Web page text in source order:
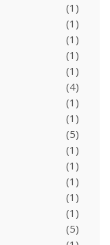
(1)
(1)
(1)
(1)
(1)
(4)
(1)
(1)
(5)
(1)
(1)
(1)
(1)
(1)
(5)